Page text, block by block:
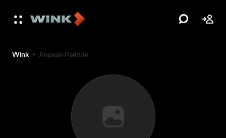
Wink Лоркан Райлли